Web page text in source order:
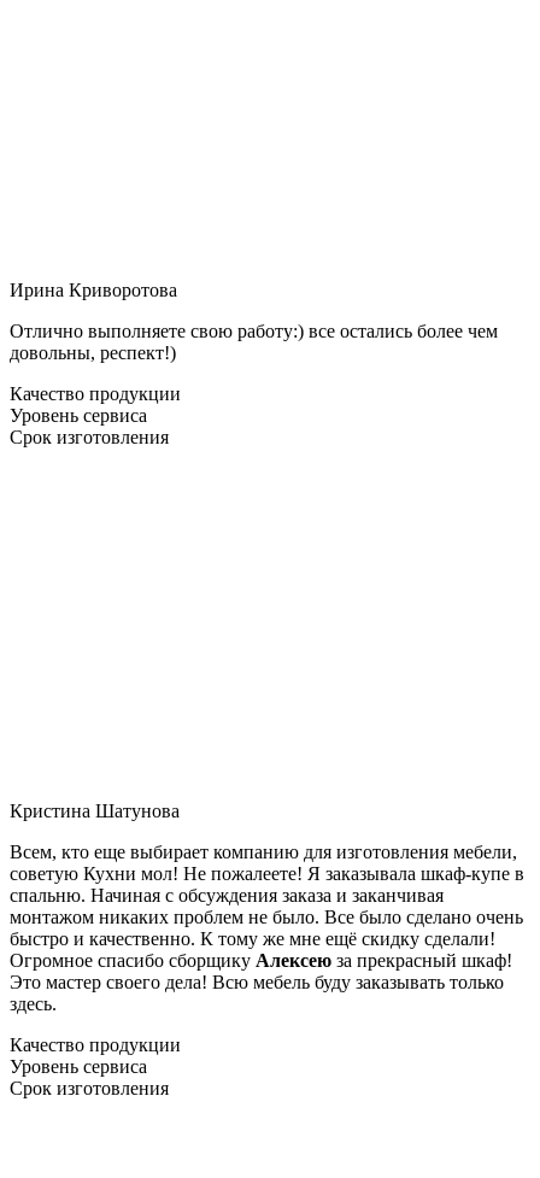
Ирина Криворотова
Отлично выполняете свою работу:) все остались более чем
довольны, респект!)
Качество продукции
Уровень сервиса
Срок изготовления
Кристина Шатунова
Всем, кто еще выбирает компанию для изготовления мебели,
советую Кухни мол! Не пожалеете! Я заказывала шкаф-купе в
спальню. Начиная с обсуждения заказа и заканчивая
монтажом никаких проблем не было. Все было сделано очень
быстро и качественно. К тому же мне ещё скидку сделали!
Огромное спасибо сборщику Алексею за прекрасный шкаф!
Это мастер своего дела! Всю мебель буду заказывать только
здесь.
Качество продукции
Уровень сервиса
Срок изготовления